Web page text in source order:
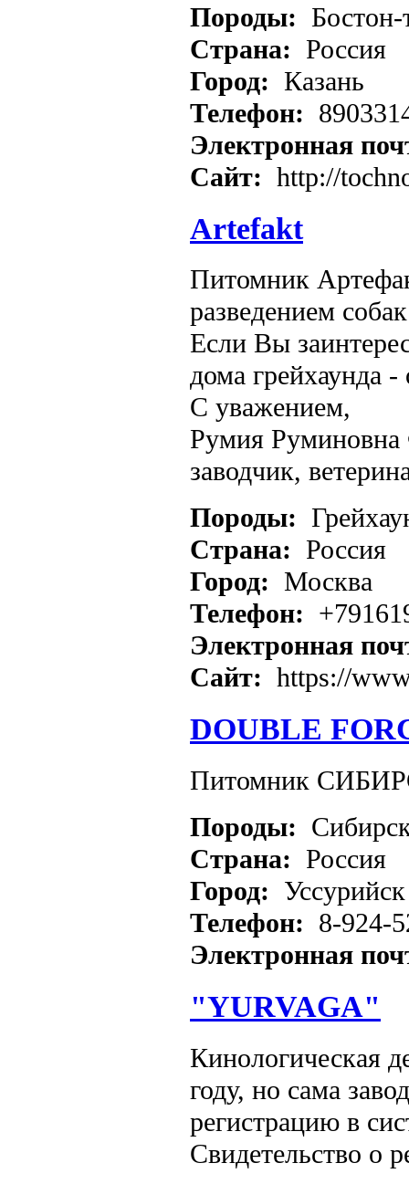
Породы: Бостон-
Страна: Россия
Город: Казань
Телефон:
Электронная
Сайт: http://
Artefakt
Питомник
разведением
Если Вы
дома грейхаунда
С уважением,
Румия Руминовна
заводчик,
Породы:
Страна: Россия
Город: Москва
Телефон:
Электронная
Сайт: https://
DOUBLE
Питомник
Породы:
Страна: Россия
Город:
Телефон: 8-924-
Электронная
"YURVAGA"
Кинологическая
году, но сама
регистрацию в
Свидетельство о